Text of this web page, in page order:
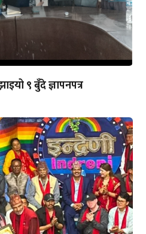
९ बुँदे ज्ञापनपत्र